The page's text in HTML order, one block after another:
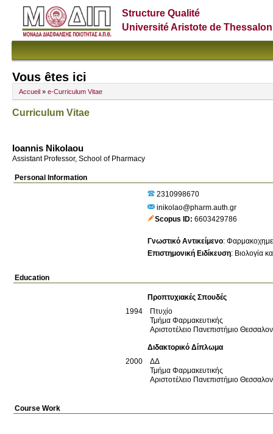
Structure Qualité
Université Aristote de
Vous êtes ici
Accueil » e-Curriculum Vitae
Curriculum Vitae
Ioannis Nikolaou
Assistant Professor, School of Pharmacy
Personal Information
2310998670
inikolao@pharm.auth.gr
Scopus ID 6603429786
Γνωστικό Αντικείμενο:
Επιστημονική Ειδίκευση: Βιολογία
Education
Προπτυχιακές Σπουδές
1994
Πτυχίο
Τμήμα Φαρμακευτικής
Αριστοτέλειο Πανεπιστήμιο
Διδακτορικό Δίπλωμα
2000
ΔΔ
Τμήμα Φαρμακευτικής
Αριστοτέλειο Πανεπιστήμιο
Course Work